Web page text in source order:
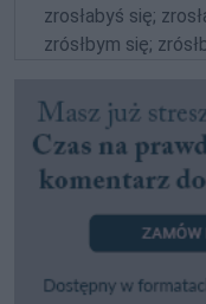
zrosłabyś się;
zrósłbym się;